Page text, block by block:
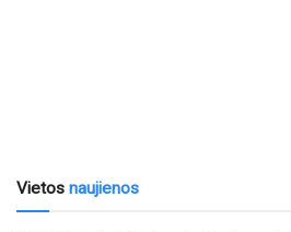
Vietos naujienos